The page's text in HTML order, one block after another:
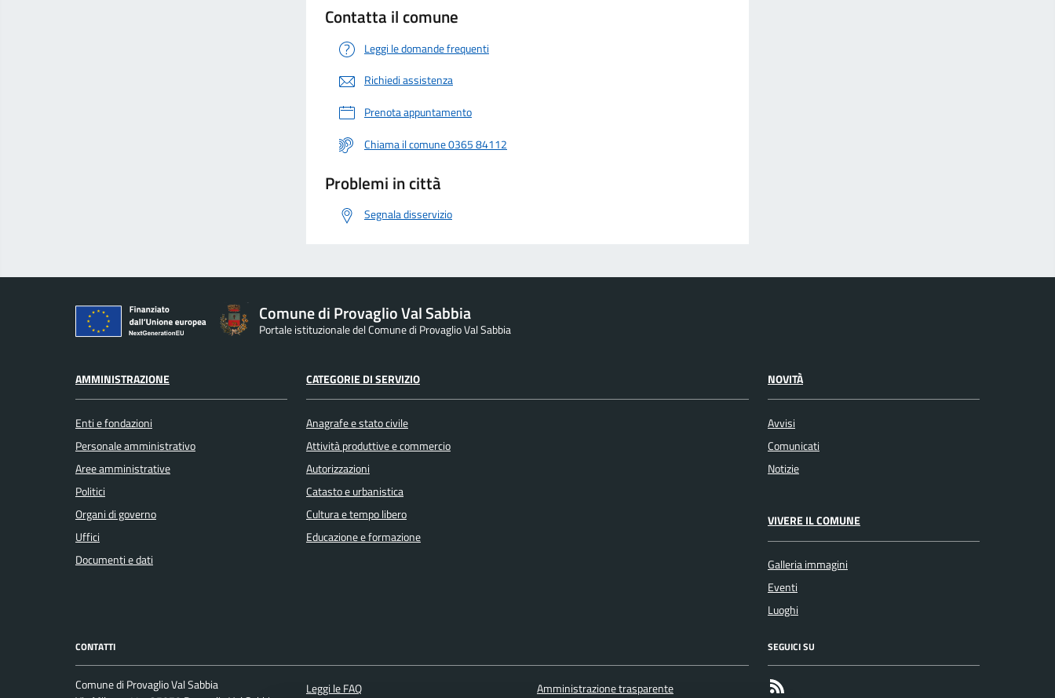
Contatta il comune
Leggi le domande frequenti
Richiedi assistenza
Prenota appuntamento
Chiama il comune 0365 84112
Problemi in città
Segnala disservizio
Comune di Provaglio Val Sabbia
Portale istituzionale del Comune di Provaglio Val Sabbia
AMMINISTRAZIONE
Enti e fondazioni
Personale amministrativo
Aree amministrative
Politici
Organi di governo
Uffici
Documenti e dati
CATEGORIE DI SERVIZIO
Anagrafe e stato civile
Attività produttive e commercio
Autorizzazioni
Catasto e urbanistica
Cultura e tempo libero
Educazione e formazione
NOVITÀ
Avvisi
Comunicati
Notizie
VIVERE IL COMUNE
Galleria immagini
Eventi
Luoghi
CONTATTI
Comune di Provaglio Val Sabbia
Leggi le FAQ Amministrazione trasparente
SEGUICI SU